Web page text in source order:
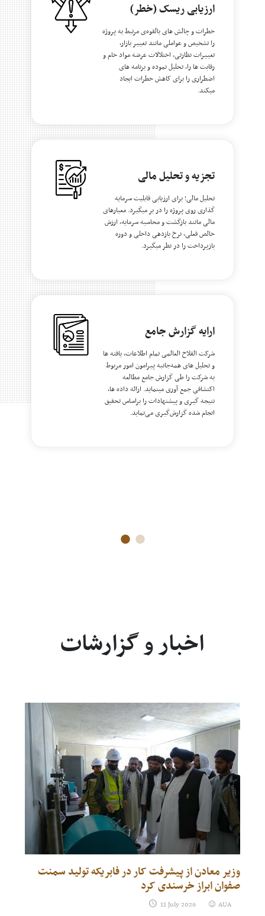
ارزیابی ریسک (خطر)
خطرات و چالش های بالقوه‌ی مرتبط به پروژه
را تشخیص و عواملی مانند تغییر بازار،
تغییرات نظارتی، اختلالات عرضه مواد خام و
رقابت ها را، تحلیل نموده و برنامه های
اضطراری را برای کاهش خطرات ایجاد
میکند.
تجزیه و تحلیل مالی
تحلیل مالی؛ برای ارزیابی قابلیت سرمایه
گذاری روی پروژه را در بر میگیرد. معیارهای
مالی مانند بازگشت و محاسبه سرمایه، ارزش
خالص فعلی، نرخ بازدهی داخلی و دوره
بازپرداخت را در نظر میگیرد.
ارایه گزارش جامع
شرکت الفلاح العالمی تمام اطلاعات، یافته ها
و تحلیل های همه‌جانبه پیرامون امور مربوط
به شرکت را طی گزارش جامع مطالعه
اکتشافی جمع آوری مینماید. ارائه داده ها،
نتیجه گیری و پیشنهادات را براساس تحقیق
انجام شده گزارش‌گیری می‌نماید.
اخبار و گزارشات
وزیر معادن از پیشرفت کار در فابریکه تولید سمنت
صفوان ابراز خرسندی کرد
11 July 2026 AUA